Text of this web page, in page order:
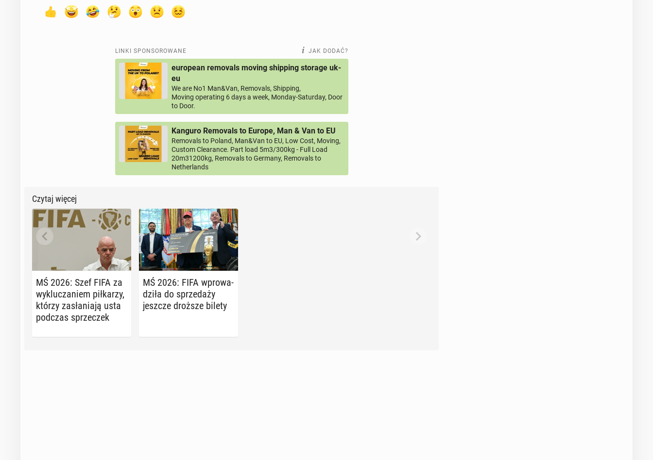
LINKI SPONSOROWANE JAK DODAĆ?
european removals moving shipping storage uk-
eu
We are No1 Man&Van, Removals, Shipping,
Moving operating 6 days a week, Monday-Saturday, Door
to Door.
Kanguro Removals to Europe, Man & Van to EU
Removals to Poland, Man&Van to EU, Low Cost, Moving,
Custom Clearance. Part load 5m3/300kg - Full Load
20m31200kg, Removals to Germany, Removals to
Netherlands
Czytaj więcej
MŚ 2026: Szef FIFA za
wy­klu­cza­niem pił­ka­rzy,
którzy za­sła­nia­ją usta
podczas sprze­czek
MŚ 2026: FIFA wpro­wa­
dzi­ła do sprze­da­ży
jeszcze droższe bilety